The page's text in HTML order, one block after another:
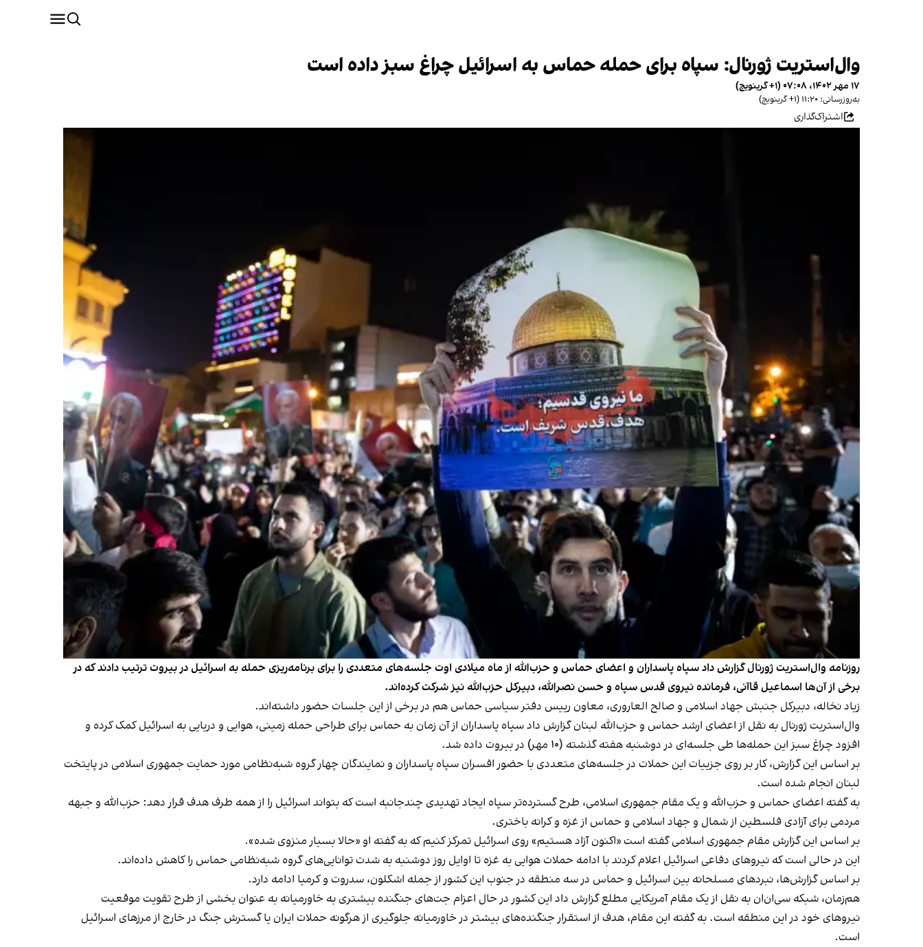
وال‌استریت‌ ژورنال: سپاه برای حمله حماس به اسرائیل چراغ سبز داده است
۱۷ مهر ۱۴۰۲، ۰۷:۰۸ (‎+۱ گرینویچ)
به‌روزرسانی: ۱۱:۲۰ (‎+۱ گرینویچ)
اشتراک‌گذاری
روزنامه وال‌استریت ژورنال گزارش داد سپاه پاسداران و اعضای حماس و حزب‌الله از ماه میلادی اوت جلسه‌های متعددی را برای برنامه‌ریزی حمله به اسرائیل در بیروت ترتیب دادند که در
برخی از آن‌ها اسماعیل قاآنی، فرمانده نیروی قدس سپاه و حسن نصرالله، دبیرکل حزب‌الله نیز شرکت کرده‌اند.
زیاد نخاله، دبیر‌کل جنبش جهاد اسلامی و صالح العاروری، معاون رییس دفتر سیاسی حماس هم در برخی از این جلسات حضور داشته‌اند.
وال‌استریت ژورنال به نقل از اعضای ارشد حماس و حزب‌الله لبنان گزارش داد سپاه پاسداران از آن زمان به حماس برای طراحی حمله زمینی، هوایی و دریایی به اسرائیل کمک کرده‌ و
افزود چراغ سبز این حمله‌ها طی جلسه‌ای در دوشنبه هفته گذشته (۱۰ مهر) در بیروت داده شد.
بر اساس این گزارش، کار بر روی جزییات این حملات در جلسه‌های متعددی با حضور افسران سپاه پاسداران و نمایندگان چهار گروه شبه‌نظامی مورد حمایت جمهوری اسلامی در پایتخت
لبنان انجام شده است.
به گفته اعضای حماس و حزب‌الله و یک مقام جمهوری اسلامی، طرح گسترده‌تر سپاه ایجاد تهدیدی چندجانبه است که بتواند اسرائیل را از همه طرف هدف قرار دهد: حزب‌الله و جبهه
مردمی برای آزادی فلسطین از شمال و جهاد اسلامی و حماس از غزه و کرانه باختری.
بر اساس این گزارش مقام جمهوری اسلامی‌ گفته است «اکنون آزاد هستیم» روی اسرائیل تمرکز کنیم که به گفته او «حالا بسیار منزوی شده».
این در حالی‌ است که نیروهای دفاعی اسرائیل اعلام کردند با ادامه حملات هوایی به غزه تا اوایل روز دوشنبه به شدت توانایی‌های گروه شبه‌نظامی حماس را کاهش داده‌اند.
بر اساس گزارش‌ها، نبردهای مسلحانه بین اسرائیل و حماس در سه منطقه در جنوب این کشور از جمله اشکلون، سدروت و کرمیا ادامه دارد.
هم‌زمان، شبکه سی‌ان‌ان به نقل از یک مقام آمریکایی مطلع گزارش داد این کشور در حال اعزام جت‌های جنگنده بیشتری به خاورمیانه به عنوان بخشی از طرح تقویت موقعیت
نیروهای خود در این منطقه است. به گفته این مقام، هدف از استقرار جنگنده‌های بیشتر در خاورمیانه جلوگیری از هرگونه حملات ایران یا گسترش جنگ در خارج از مرزهای اسرائیل
است.